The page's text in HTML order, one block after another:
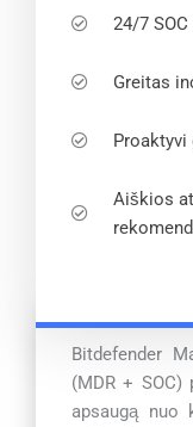
Bitdefender
(MDR +
apsaugą nuo
24/7
Greitas
Proaktyvi
Aiškios